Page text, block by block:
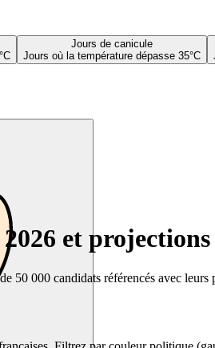
Jours de canicule
Jours où la température dépasse 35°C
et
000 candidats référencés avec